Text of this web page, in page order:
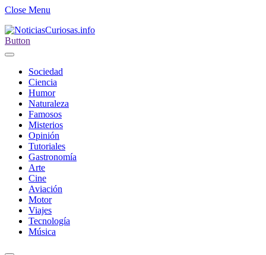
Close Menu
Button
Sociedad
Ciencia
Humor
Naturaleza
Famosos
Misterios
Opinión
Tutoriales
Gastronomía
Arte
Cine
Aviación
Motor
Viajes
Tecnología
Música